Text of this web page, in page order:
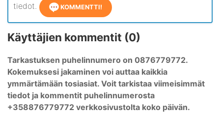
tiedot.
KOMMENTTI!
Käyttäjien kommentit (0)
Tarkastuksen puhelinnumero on 0876779772.
Kokemuksesi jakaminen voi auttaa kaikkia
ymmärtämään tosiasiat. Voit tarkistaa viimeisimmät
tiedot ja kommentit puhelinnumerosta
+358876779772 verkkosivustolta koko päivän.